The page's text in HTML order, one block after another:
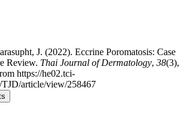
J. (2022). Eccrine Poromatosis: Case
Review. Thai Journal of Dermatology, 38(3),
https://he02.tci-
article/view/258467